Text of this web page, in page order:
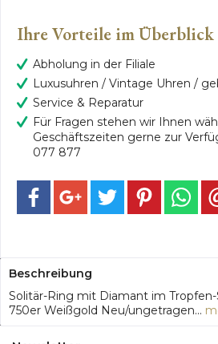
Ihre Vorteile im Überblick
Abholung in der Filiale
Luxusuhren / Vintage Uhren /
Service & Reparatur
Für Fragen stehen wir Ihnen
Geschäftszeiten gerne zur
077 877
Beschreibung
Solitär-Ring mit Diamant im
750er Weißgold Neu/ungetragen...